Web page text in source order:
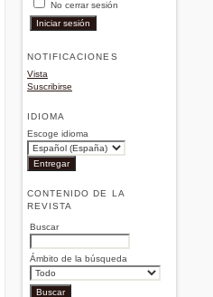
No cerrar sesión
NOTIFICACIONES
Vista
Suscribirse
IDIOMA
Escoge idioma
CONTENIDO DE LA
REVISTA
Buscar
Ámbito de la búsqueda